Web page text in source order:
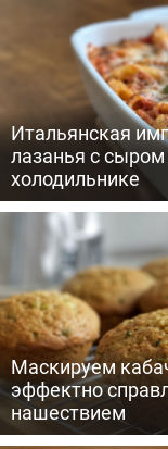
Итальянская
лазанья с
холодильнике
Маскируем
эффектно
нашествием